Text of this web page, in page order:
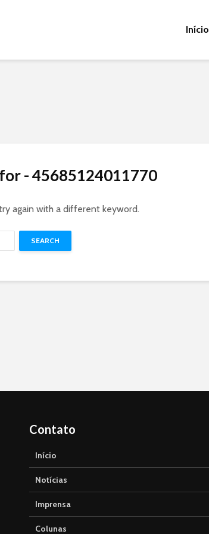
Início
- 45685124011770
again with a different keyword.
SEARCH
Contato
Início
Notícias
Imprensa
Colunas